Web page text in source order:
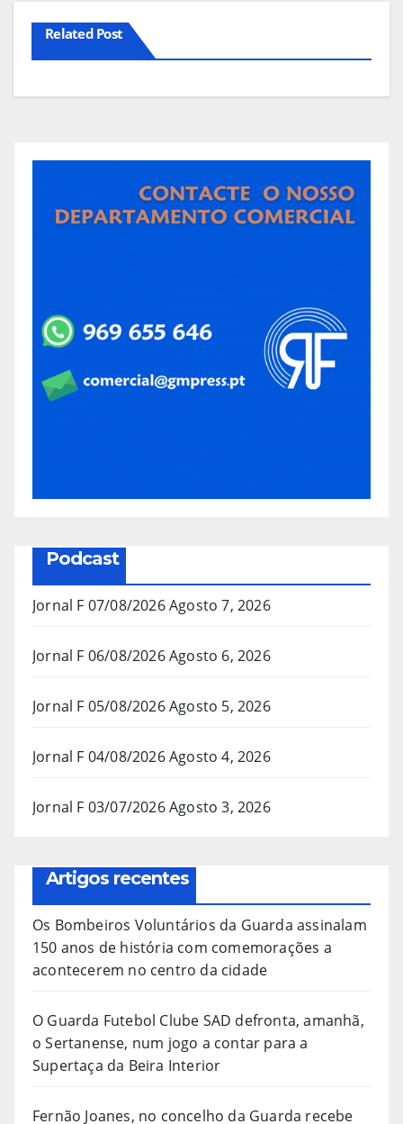
Related Post
Podcast
Jornal F 07/08/2026Agosto 7, 2026
Jornal F 06/08/2026Agosto 6, 2026
Jornal F 05/08/2026Agosto 5, 2026
Jornal F 04/08/2026Agosto 4, 2026
Jornal F 03/07/2026Agosto 3, 2026
Artigos recentes
Os Bombeiros Voluntários da Guarda assinalam
150 anos de história com comemorações a
acontecerem no centro da cidade
O Guarda Futebol Clube SAD defronta, amanhã,
o Sertanense, num jogo a contar para a
Supertaça da Beira Interior
Fernão Joanes, no concelho da Guarda recebe